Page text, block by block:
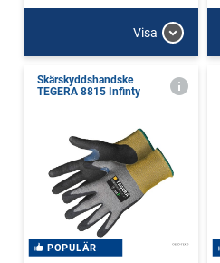
Visa
Skärskyddshandske
TEGERA 8815 Infinty
POPULÄR